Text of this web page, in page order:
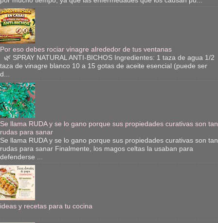
Por eso debes rociar vinagre alrededor de tus ventanas
🌿 SPRAY NATURAL ANTI-BICHOS Ingredientes: 1 taza de agua 1/2
taza de vinagre blanco 10 a 15 gotas de aceite esencial (puede ser
d...
Se llama RUDA y se lo gano porque sus propiedades curativas son tan
rudas para sanar
Se llama RUDA y se lo gano porque sus propiedades curativas son tan
rudas para sanar Finalmente, los magos celtas la usaban para
defenderse ...
ideas y recetas para tu cocina